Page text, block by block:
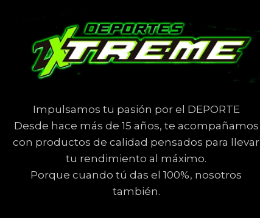
Impulsamos tu pasión por el DEPORTE
Desde hace más de 15 años, te acompañamos
con productos de calidad pensados para llevar
tu rendimiento al máximo.
Porque cuando tú das el 100%, nosotros
también.